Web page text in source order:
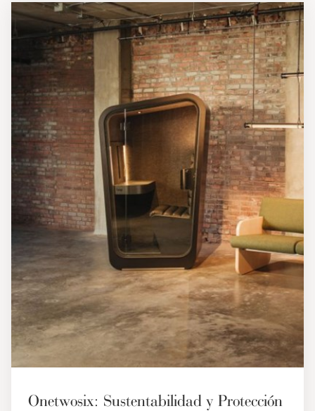
Onetwosix: Sustentabilidad y Protección